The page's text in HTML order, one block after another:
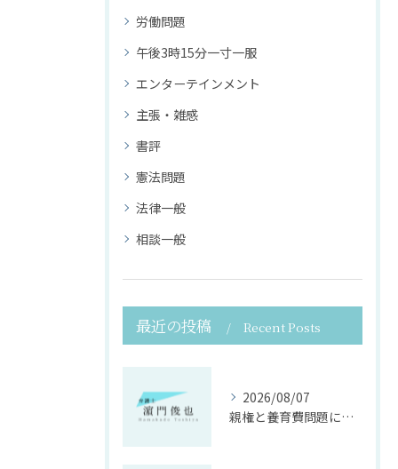
労働問題
午後3時15分一寸一服
エンターテインメント
主張・雑感
書評
憲法問題
法律一般
相談一般
最近の投稿 Recent Posts
2026/08/07
親権と養育費問題に寄り添う法律支援